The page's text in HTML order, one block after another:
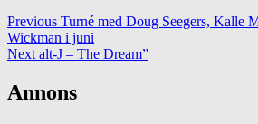
Previous Turné med Doug Seegers, Kalle
Wickman i juni
Next alt-J – The Dream”
Annons